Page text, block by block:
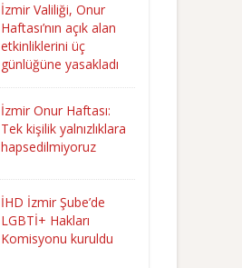
İzmir Valiliği, Onur
Haftası’nın açık alan
etkinliklerini üç
günlüğüne yasakladı
İzmir Onur Haftası:
Tek kişilik yalnızlıklara
hapsedilmiyoruz
İHD İzmir Şube’de
LGBTİ+ Hakları
Komisyonu kuruldu